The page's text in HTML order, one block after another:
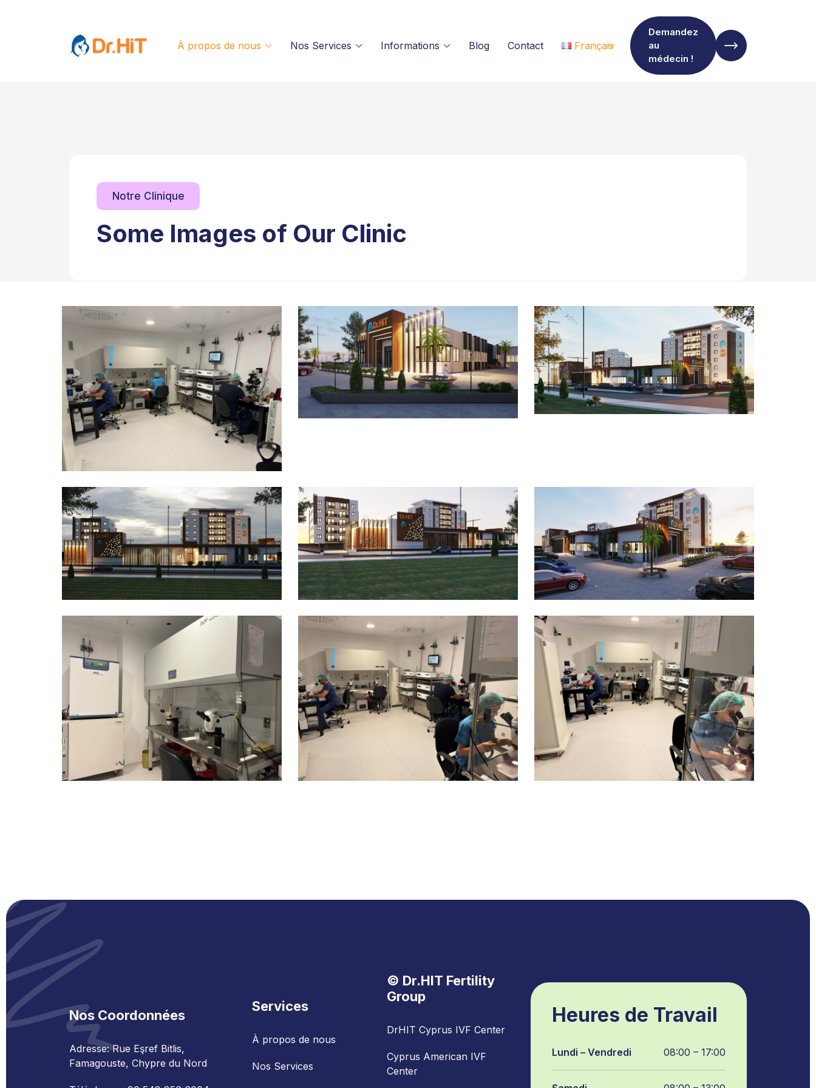
À propos de nous Nos Services Informations Blog Contact Français
Demandez
au
médecin !
Notre Clinique
Some Images of Our Clinic
Nos Coordonnées
Adresse: Rue Eşref Bitlis,
Famagouste, Chypre du Nord
Services
À propos de nous
Nos Services
© Dr.HIT Fertility
Group
DrHIT Cyprus IVF Center
Cyprus American IVF
Center
Heures de Travail
Lundi – Vendredi 08:00 – 17:00